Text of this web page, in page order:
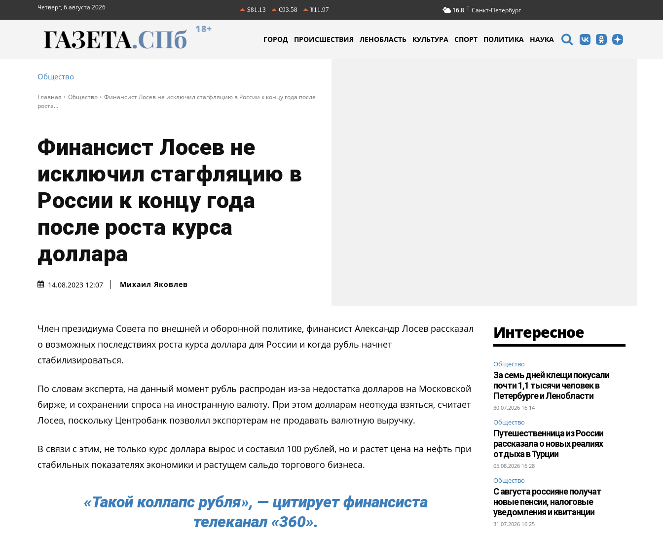
Четверг, 6 августа 2026 $81.13 €93.58 ¥11.97 16.8 C Санкт-Петербург
18+
ГОРОД ПРОИСШЕСТВИЯ ЛЕНОБЛАСТЬ КУЛЬТУРА СПОРТ ПОЛИТИКА НАУКА
Общество
Главная Общество
Финансист Лосев не исключил стагфляцию в России к концу года после
роста...
Финансист Лосев не
исключил стагфляцию в
России к концу года
после роста курса
доллара
14.08.2023 12:07 Михаил Яковлев
Член президиума Совета по внешней и оборонной политике, финансист Александр Лосев рассказал
о возможных последствиях роста курса доллара для России и когда рубль начнет
стабилизироваться.
По словам эксперта, на данный момент рубль распродан из-за недостатка долларов на Московской
бирже, и сохранении спроса на иностранную валюту. При этом долларам неоткуда взяться, считает
Лосев, поскольку Центробанк позволил экспортерам не продавать валютную выручку.
В связи с этим, не только курс доллара вырос и составил 100 рублей, но и растет цена на нефть при
стабильных показателях экономики и растущем сальдо торгового бизнеса.
«Такой коллапс рубля», — цитирует финансиста
телеканал «360».
Интересное
Общество
За семь дней клещи покусали
почти 1,1 тысячи человек в
Петербурге и Ленобласти
30.07.2026 16:14
Общество
Путешественница из России
рассказала о новых реалиях
отдыха в Турции
05.08.2026 16:28
Общество
С августа россияне получат
новые пенсии, налоговые
уведомления и квитанции
31.07.2026 16:25